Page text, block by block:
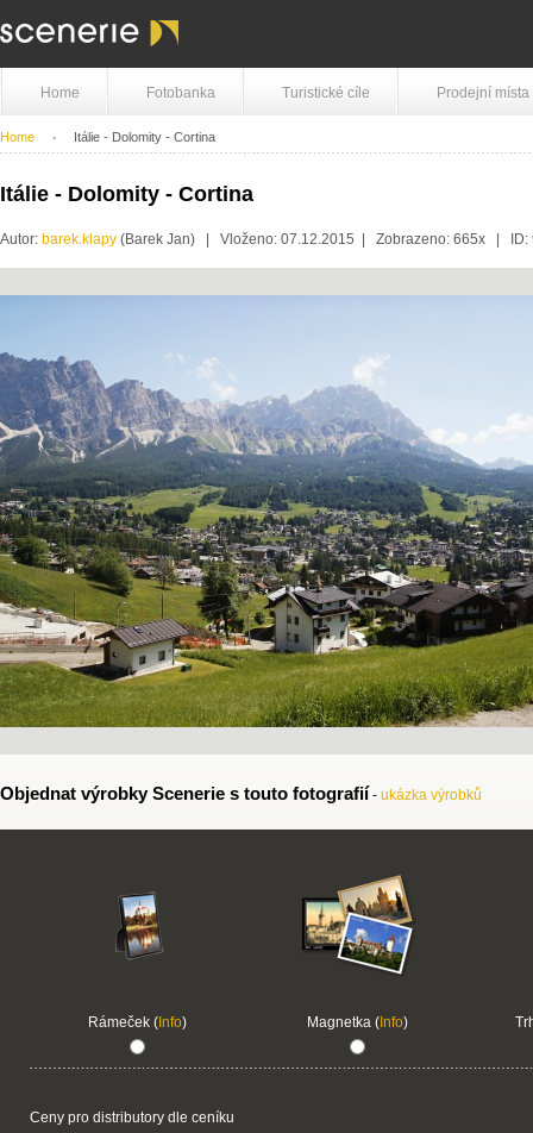
Home Fotobanka Turistické cíle Prodejní místa
Home Itálie - Dolomity - Cortina
Itálie - Dolomity - Cortina
Autor: barek.klapy (Barek Jan) | Vloženo: 07.12.2015 | Zobrazeno: 665x | ID:
Objednat výrobky Scenerie s touto fotografií - ukázka výrobků
Rámeček (Info) Magnetka (Info)
Ceny pro distributory dle ceníku